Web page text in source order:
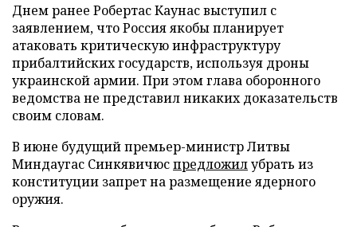
Днем ранее Робертас Каунас выступил с
заявлением, что Россия якобы планирует
атаковать критическую инфраструктуру
прибалтийских государств, используя дроны
украинской армии. При этом глава оборонного
ведомства не представил никаких доказательств
своим словам.
В июне будущий премьер-министр Литвы
Миндаугас Синкявичюспредложилубрать из
конституции запрет на размещение ядерного
оружия.